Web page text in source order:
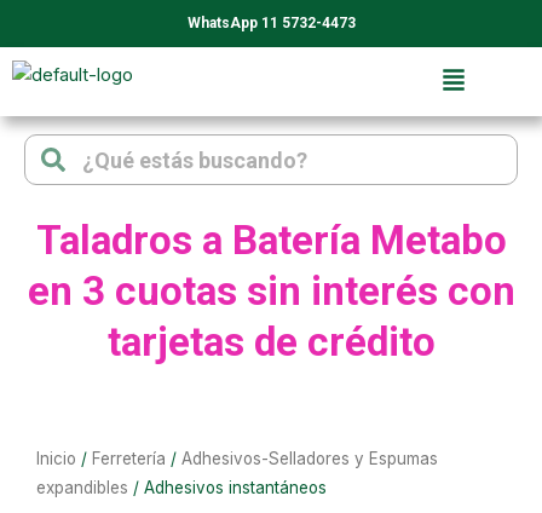
al
contenido
WhatsApp 11 5732-4473
Search Search
Taladros a Batería Metabo
en 3 cuotas sin interés con
tarjetas de crédito
Inicio / Ferretería / Adhesivos-Selladores y Espumas
expandibles / Adhesivos instantáneos